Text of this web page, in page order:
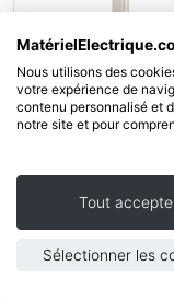
Fusibles psc -
Nous utilisons des
votre expérience de
contenu personnalisé et
notre site et pour
Tout
Sélectionner les